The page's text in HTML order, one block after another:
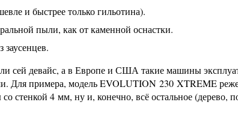
и быстрее только гильотина).
пыли, как от каменной оснастки.
заусенцев.
сей девайс, а в Европе и США такие машины
Для примера, модель EVOLUTION 230 XTREME
стенкой 4 мм, ну и, конечно, всё остальное (дерево,